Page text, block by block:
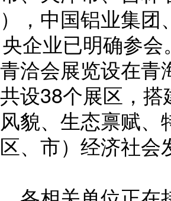
），中国铝业集
企业已明确参会
会展览设在青
设38个展区，
貌、生态禀赋
、市）经济社